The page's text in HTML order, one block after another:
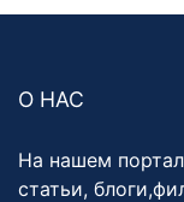
О НАС
На нашем
статьи,